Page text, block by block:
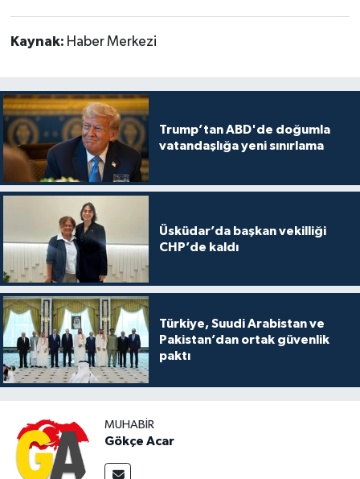
Kaynak: Haber Merkezi
Trump’tan ABD'de doğumla
vatandaşlığa yeni sınırlama
Üsküdar’da başkan vekilliği
CHP’de kaldı
Türkiye, Suudi Arabistan ve
Pakistan’dan ortak güvenlik
paktı
MUHABIR
Gökçe Acar